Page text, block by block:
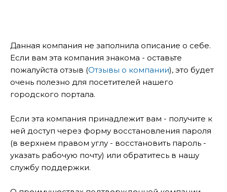
Данная компания не заполнила описание о себе.
Если вам эта компания знакома - оставьте
пожалуйста отзыв (Отзывы о компании), это будет
очень полезно для посетителей нашего
городского портала.
Если эта компания принадлежит вам - получите к
ней доступ через форму восстановления пароля
(в верхнем правом углу - восстановить пароль -
указать рабочую почту) или обратитесь в нашу
службу поддержки.